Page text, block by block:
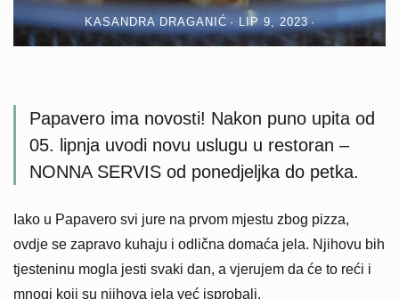
KASANDRA DRAGANIĆ LIP 9, 2023
Papavero ima novosti! Nakon puno upita od
05. lipnja uvodi novu uslugu u restoran –
NONNA SERVIS od ponedjeljka do petka.
Iako u Papavero svi jure na prvom mjestu zbog pizza,
ovdje se zapravo kuhaju i odlična domaća jela. Njihovu bih
tjesteninu mogla jesti svaki dan, a vjerujem da će to reći i
mnogi koji su njihova jela već isprobali.